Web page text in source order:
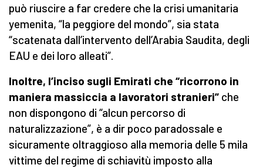
può riuscire a far credere che la crisi umanitaria
yemenita, “la peggiore del mondo”, sia stata
“scatenata dall’intervento dell’Arabia Saudita, degli
EAU e dei loro alleati”.
Inoltre, l’inciso sugli Emirati che “ricorrono in
maniera massiccia a lavoratori stranieri” che
non dispongono di “alcun percorso di
naturalizzazione”, è a dir poco paradossale e
sicuramente oltraggioso alla memoria delle 5 mila
vittime del regime di schiavitù imposto alla